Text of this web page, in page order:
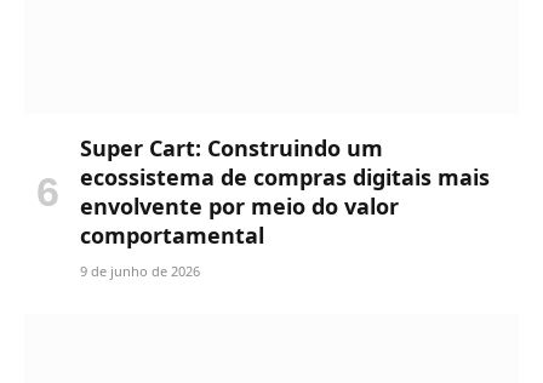
Super Cart: Construindo um
ecossistema de compras digitais mais
envolvente por meio do valor
comportamental
9 de junho de 2026